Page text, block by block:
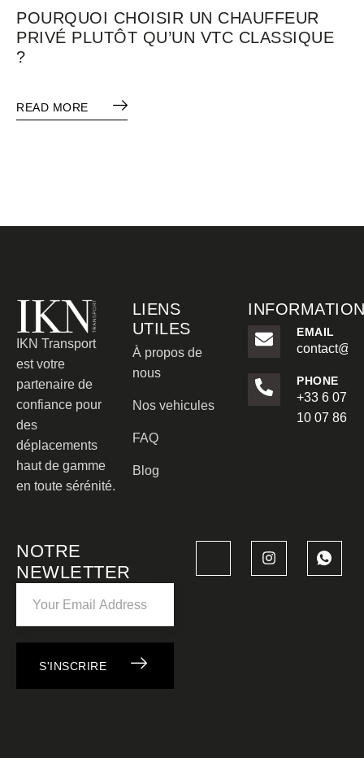
POURQUOI CHOISIR UN CHAUFFEUR
PRIVÉ PLUTÔT QU’UN VTC CLASSIQUE
?
READ MORE
IKN Transport
est votre
partenaire de
confiance pour
des
déplacements
haut de gamme
en toute sérénité.
LIENS
UTILES
À propos de
nous
Nos vehicules
FAQ
Blog
EMAIL
PHONE
+33 6 07
10 07 86
NOTRE
NEWLETTER
S'INSCRIRE